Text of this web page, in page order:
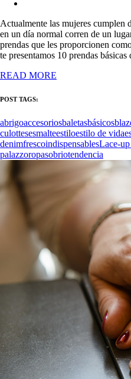
Actualmente las mujeres cumplen
en un día normal corren de un
prendas que les proporcionen
te presentamos 10 prendas
READ MORE
POST TAGS:
abrigoaccesoriosbaletasbásicos
culottesesmalteestiloestilo de vida
denimfrescoindispensablesLace-
palazzoropasobriotendencia